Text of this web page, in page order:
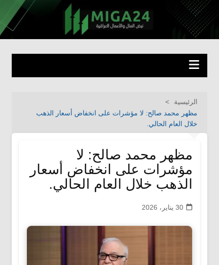
التجاوز
إلى
المحتوى
miga24.com نبض المال والأعمال العراقية
الرئيسية
مظهر محمد صالح: لا مؤشرات على انخفاض أسعار الذهب
خلال العام الحالي.
مظهر محمد صالح: لا
مؤشرات على انخفاض أسعار
الذهب خلال العام الحالي.
30 يناير، 2026